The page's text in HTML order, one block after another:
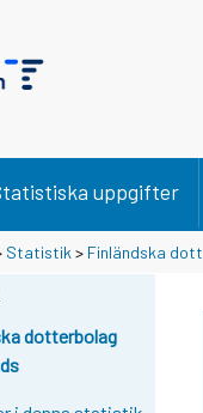
uppgifter
Statistik > Finländska
dotterbolag